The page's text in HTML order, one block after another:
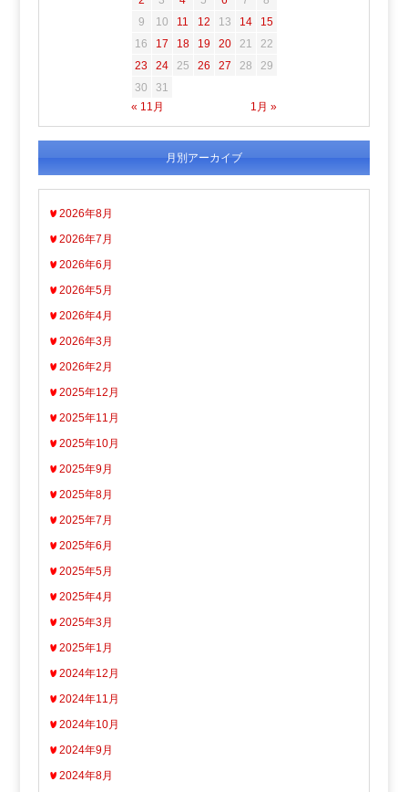
« 11月 1月 »
9
10 11 12 13 14
15
16
17 18 19 20 21
22
23
24 25 26 27 28
29
30
31
月別アーカイブ
2026年8月
2026年7月
2026年6月
2026年5月
2026年4月
2026年3月
2026年2月
2025年12月
2025年11月
2025年10月
2025年9月
2025年8月
2025年7月
2025年6月
2025年5月
2025年4月
2025年3月
2025年1月
2024年12月
2024年11月
2024年10月
2024年9月
2024年8月